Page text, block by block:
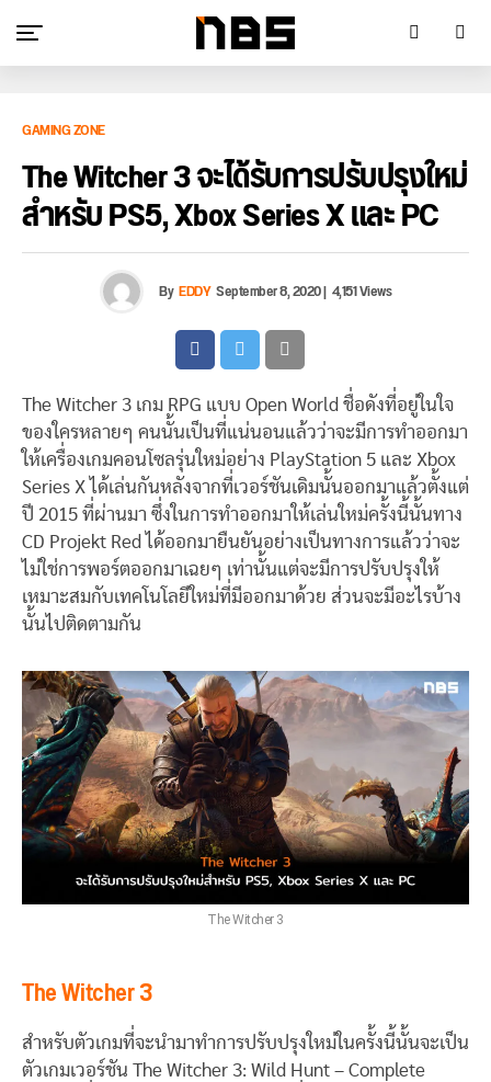
GAMING ZONE
The Witcher 3 จะได้รับการปรับปรุงใหม่
สำหรับ PS5, Xbox Series X และ PC
ByEDDYSeptember 8, 2020| 4,151 Views
The Witcher 3 เกม RPG แบบ Open World ชื่อดังที่อยู่ในใจ
ของใครหลายๆ คนนั้นเป็นที่แน่นอนแล้วว่าจะมีการทำออกมา
ให้เครื่องเกมคอนโซลรุ่นใหม่อย่าง PlayStation 5 และ Xbox
Series X ได้เล่นกันหลังจากที่เวอร์ชันเดิมนั้นออกมาแล้วตั้งแต่
ปี 2015 ที่ผ่านมา ซึ่งในการทำออกมาให้เล่นใหม่ครั้งนี้นั้นทาง
CD Projekt Red ได้ออกมายืนยันอย่างเป็นทางการแล้วว่าจะ
ไม่ใช่การพอร์ตออกมาเฉยๆ เท่านั้นแต่จะมีการปรับปรุงให้
เหมาะสมกับเทคโนโลยีใหม่ที่มีออกมาด้วย ส่วนจะมีอะไรบ้าง
นั้นไปติดตามกัน
The Witcher 3
The Witcher 3
สำหรับตัวเกมที่จะนำมาทำการปรับปรุงใหม่ในครั้งนี้นั้นจะเป็น
ตัวเกมเวอร์ชัน The Witcher 3: Wild Hunt – Complete